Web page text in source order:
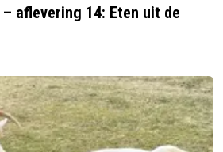
– aflevering 14: Eten uit de